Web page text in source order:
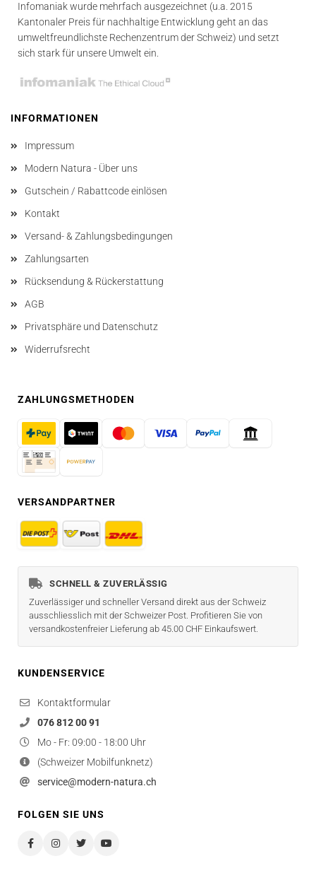
Infomaniak wurde mehrfach ausgezeichnet (u.a. 2015
Kantonaler Preis für nachhaltige Entwicklung geht an das
umweltfreundlichste Rechenzentrum der Schweiz) und setzt
sich stark für unsere Umwelt ein.
INFORMATIONEN
Impressum
Modern Natura - Über uns
Gutschein / Rabattcode einlösen
Kontakt
Versand- & Zahlungsbedingungen
Zahlungsarten
Rücksendung & Rückerstattung
AGB
Privatsphäre und Datenschutz
Widerrufsrecht
ZAHLUNGSMETHODEN
VERSANDPARTNER
SCHNELL & ZUVERLÄSSIG
Zuverlässiger und schneller Versand direkt aus der Schweiz
ausschliesslich mit der Schweizer Post. Profitieren Sie von
versandkostenfreier Lieferung ab 45.00 CHF Einkaufswert.
KUNDENSERVICE
Kontaktformular
076 812 00 91
Mo - Fr: 09:00 - 18:00 Uhr
(Schweizer Mobilfunknetz)
service@modern-natura.ch
FOLGEN SIE UNS